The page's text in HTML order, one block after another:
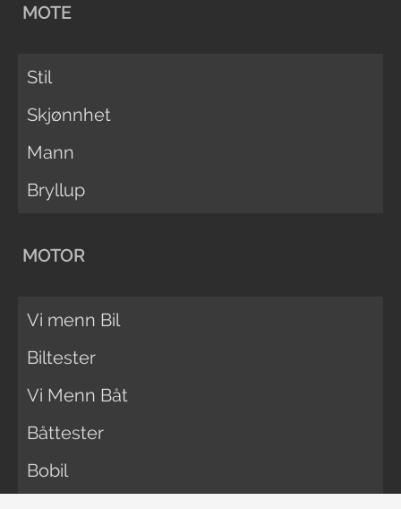
MOTE
Stil
Skjønnhet
Mann
Bryllup
MOTOR
Vi menn Bil
Biltester
Vi Menn Båt
Båttester
Bobil